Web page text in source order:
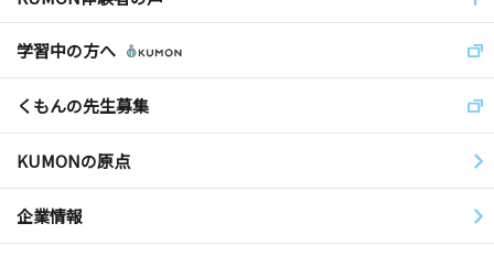
学習中の方へ
くもんの先生募集
KUMONの原点
企業情報